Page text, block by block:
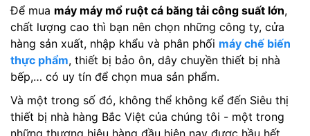
Để mua máy máy mổ ruột cá băng tải công suất lớn,
chất lượng cao thì bạn nên chọn những công ty, cửa
hàng sản xuất, nhập khẩu và phân phối máy chế biến
thực phẩm, thiết bị bảo ôn, dây chuyền thiết bị nhà
bếp,… có uy tín để chọn mua sản phẩm.
Và một trong số đó, không thể không kể đến Siêu thị
thiết bị nhà hàng Bắc Việt của chúng tôi - một trong